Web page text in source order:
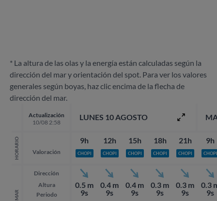
* La altura de las olas y la energía están calculadas según la
dirección del mar y orientación del spot. Para ver los valores
generales según boyas, haz clic encima de la flecha de
dirección del mar.
Actualización
10/08 2:58
HORARIO Valoración
MAR
Dirección
Altura
Periodo
LUNES 10 AGOSTO
9h
CHOPI
0.5 m
9s
12h
CHOPI
0.4 m
9s
15h
CHOPI
0.4 m
9s
18h
CHOPI
0.3 m
9s
21h
CHOPI
0.3 m
9s
9h
CHOPI
0.3
9s